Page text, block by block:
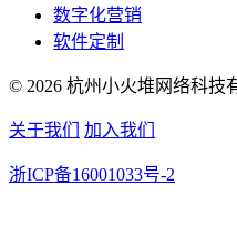
数字化营销
软件定制
© 2026 杭州小火堆网络科技
关于我们 加入我们
浙ICP备16001033号-2